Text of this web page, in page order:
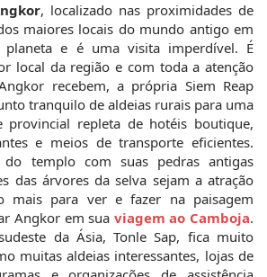
maiores locais do mundo antigo em
e é uma visita imperdível. É
local da região e com toda a atenção
recebem, a própria Siem Reap
tranquilo de aldeias rurais para uma
provincial repleta de hotéis boutique,
e meios de transporte eficientes.
do templo com suas pedras antigas
das árvores da selva sejam a atração
mais para ver e fazer na paisagem
Angkor em sua viagem ao Camboja.
da Ásia, Tonle Sap, fica muito
muitas aldeias interessantes, lojas de